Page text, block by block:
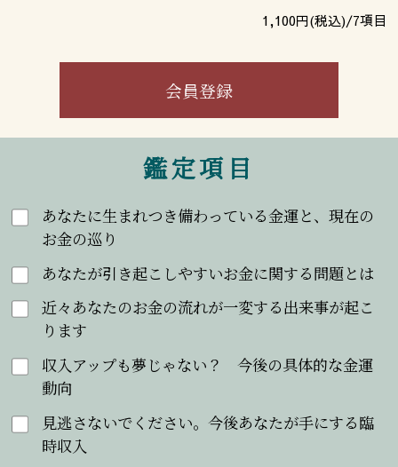
1,100円(税込)/7項目
会員登録
鑑定項目
あなたに生まれつき備わっている金運と、現在の
お金の巡り
あなたが引き起こしやすいお金に関する問題とは
近々あなたのお金の流れが一変する出来事が起こ
ります
収入アップも夢じゃない？ 今後の具体的な金運
動向
見逃さないでください。今後あなたが手にする臨
時収入